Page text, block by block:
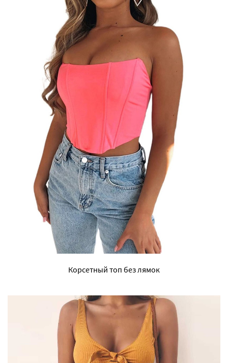
Корсетный топ без лямок